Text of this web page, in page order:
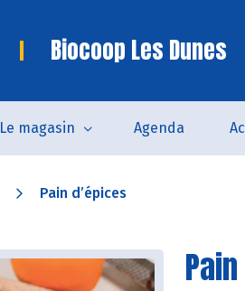
Biocoop Les Dunes
Le magasin Agenda
Pain d’épices